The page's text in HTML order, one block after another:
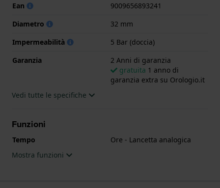
Ean
9009656893241
Diametro
32 mm
Impermeabilità
5 Bar (doccia)
Garanzia
2 Anni di garanzia
gratuita 1 anno di
garanzia extra su Orologio.it
Vedi tutte le specifiche
Funzioni
Tempo
Ore - Lancetta analogica
Mostra funzioni